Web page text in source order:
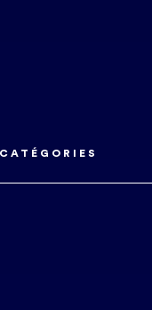
CATÉGORIES